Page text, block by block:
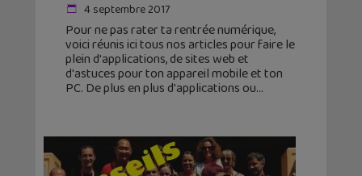
4 septembre 2017
Pour ne pas rater ta rentrée numérique,
voici réunis ici tous nos articles pour faire le
plein d'applications, de sites web et
d'astuces pour ton appareil mobile et ton
PC. De plus en plus d'applications ou